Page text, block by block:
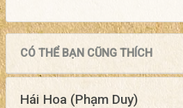
CÓ THỂ BẠN CŨNG THÍCH
Hái Hoa (Phạm Duy)